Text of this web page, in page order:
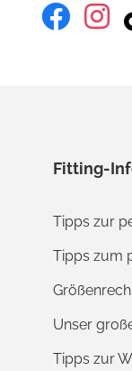
Fitting-
Tipps zur
Tipps zum
Unser
Tipps zur